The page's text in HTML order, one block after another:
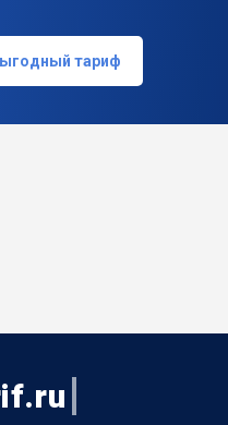
тариф